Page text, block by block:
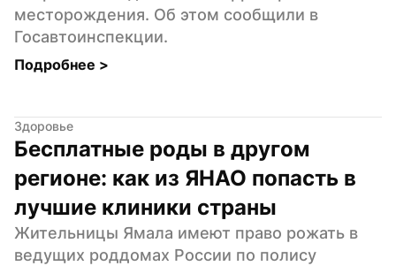
месторождения. Об этом сообщили в
Госавтоинспекции.
Подробнее >
Здоровье
Бесплатные роды в другом
регионе: как из ЯНАО попасть в
лучшие клиники страны
Жительницы Ямала имеют право рожать в
ведущих роддомах России по полису